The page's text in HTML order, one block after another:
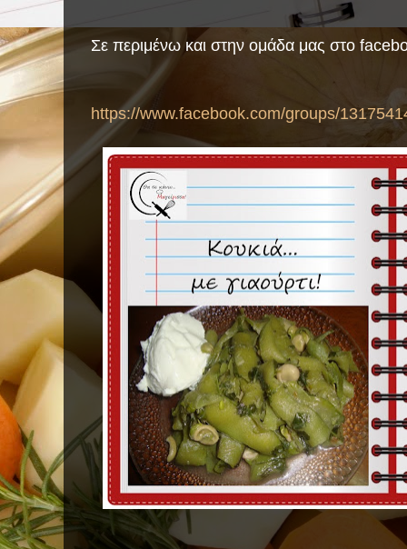
Σε περιμένω και στην ομάδα μας στο
https://www.facebook.com/groups/